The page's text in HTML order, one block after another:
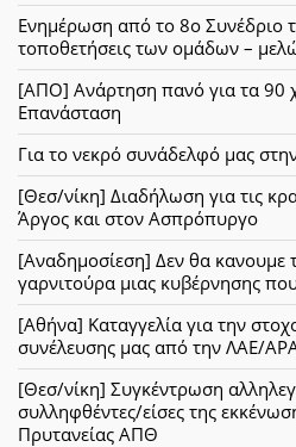
Ενημέρωση από το 8ο Συνέδριο
τοποθετήσεις των ομάδων –
[ΑΠΟ] Ανάρτηση πανό για τα 90
Επανάσταση
Για το νεκρό συνάδελφό μας
[Θεσ/νίκη] Διαδήλωση για τις
Άργος και στον Ασπρόπυργο
[Αναδημοσίεση] Δεν θα κανουμε
γαρνιτούρα μιας κυβέρνησης
[Αθήνα] Καταγγελία για την
συνέλευσης μας από την ΛΑΕ/
[Θεσ/νίκη] Συγκέντρωση
συλληφθέντες/είσες της
Πρυτανείας ΑΠΘ